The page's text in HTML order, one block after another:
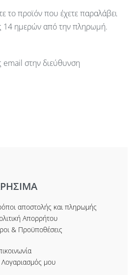
το προϊόν που έχετε παραλάβει
14 ημερών από την πληρωμή.
email στην διεύθυνση
αποστολής και πληρωμής
Απορρήτου
& Προϋποθέσεις
μου